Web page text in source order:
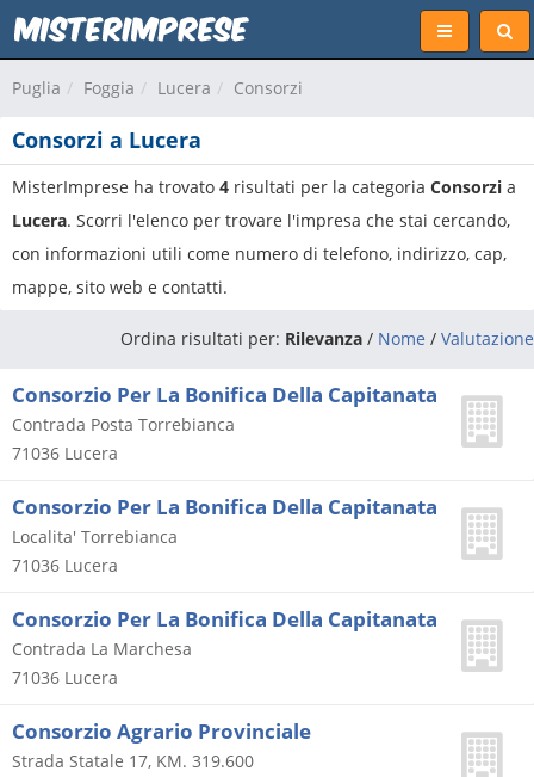
Puglia Foggia Lucera Consorzi
Consorzi a Lucera
MisterImprese ha trovato 4 risultati per la categoria Consorzi a
Lucera. Scorri l'elenco per trovare l'impresa che stai cercando,
con informazioni utili come numero di telefono, indirizzo, cap,
mappe, sito web e contatti.
Ordina risultati per: Rilevanza / Nome / Valutazione
Consorzio Per La Bonifica Della Capitanata
Contrada Posta Torrebianca
71036 Lucera
Consorzio Per La Bonifica Della Capitanata
Localita' Torrebianca
71036 Lucera
Consorzio Per La Bonifica Della Capitanata
Contrada La Marchesa
71036 Lucera
Consorzio Agrario Provinciale
Strada Statale 17, KM. 319.600